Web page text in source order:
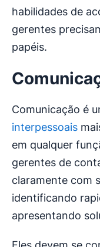
habilidades de
gerentes
papéis.
Comunicação é
interpessoais
em qualquer
gerentes de
claramente com
identificando
apresentando